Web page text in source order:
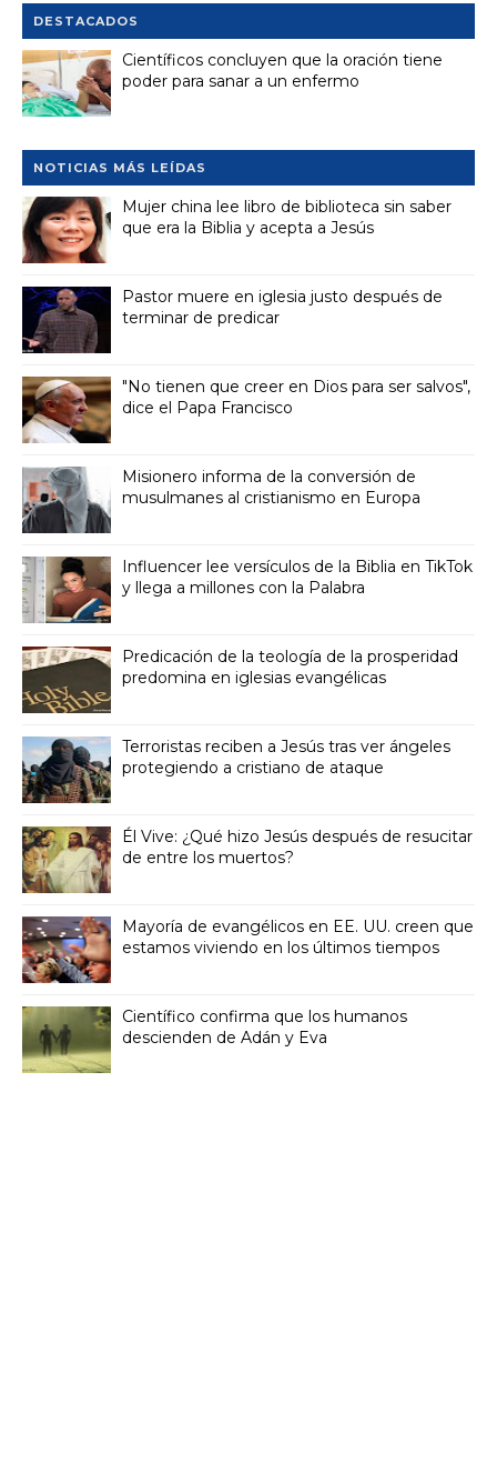
DESTACADOS
Científicos concluyen que la oración tiene
poder para sanar a un enfermo
NOTICIAS MÁS LEÍDAS
Mujer china lee libro de biblioteca sin saber
que era la Biblia y acepta a Jesús
Pastor muere en iglesia justo después de
terminar de predicar
"No tienen que creer en Dios para ser salvos",
dice el Papa Francisco
Misionero informa de la conversión de
musulmanes al cristianismo en Europa
Influencer lee versículos de la Biblia en TikTok
y llega a millones con la Palabra
Predicación de la teología de la prosperidad
predomina en iglesias evangélicas
Terroristas reciben a Jesús tras ver ángeles
protegiendo a cristiano de ataque
Él Vive: ¿Qué hizo Jesús después de resucitar
de entre los muertos?
Mayoría de evangélicos en EE. UU. creen que
estamos viviendo en los últimos tiempos
Científico confirma que los humanos
descienden de Adán y Eva